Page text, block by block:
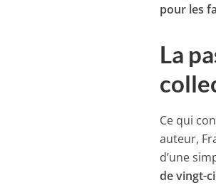
pour les
La
Ce qui
auteur,
d’une
de vingt-